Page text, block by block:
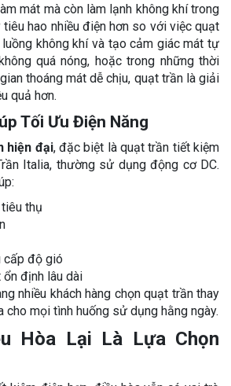
mát mà còn làm lạnh không khí trong
tiêu hao nhiều điện hơn so với việc quạt
không khí và tạo cảm giác mát tự
quá nóng, hoặc trong những thời
thoáng mát dễ chịu, quạt trần là giải
quả hơn.
Tối Ưu Điện Năng
hiện đại, đặc biệt là quạt trần tiết kiệm
Italia, thường sử dụng động cơ DC.
thụ
cấp độ gió
định lâu dài
nhiều khách hàng chọn quạt trần thay
cho mọi tình huống sử dụng hằng ngày.
Hòa Lại Là Lựa Chọn